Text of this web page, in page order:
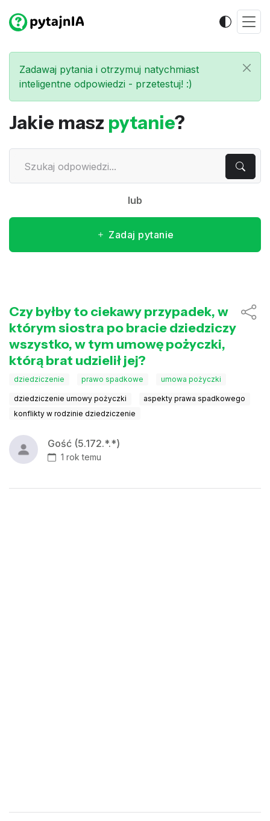
Zadawaj pytania i otrzymuj natychmiast
inteligentne odpowiedzi - przetestuj! :)
Jakie masz pytanie?
lub
Zadaj pytanie
Czy byłby to ciekawy przypadek, w
którym siostra po bracie dziedziczy
wszystko, w tym umowę pożyczki,
którą brat udzielił jej?
dziedziczenie prawo spadkowe umowa pożyczki
dziedziczenie umowy pożyczki
aspekty prawa spadkowego
konflikty w rodzinie dziedziczenie
Gość (5.172.*.*)
1 rok temu